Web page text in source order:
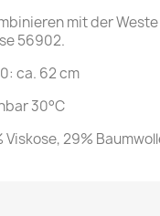
mit der
56902.
ca. 62 cm
30°C
29%